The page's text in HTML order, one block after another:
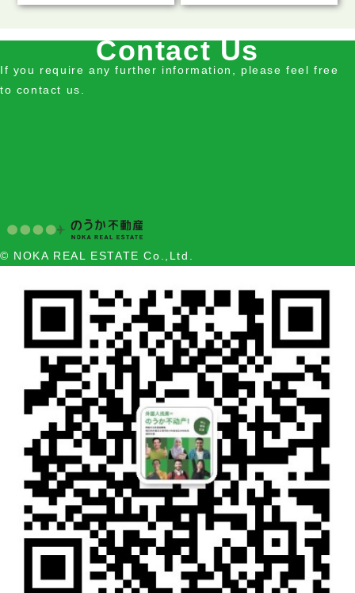
Contact Us
If you require any further information, please feel free
to contact us.
© NOKA REAL ESTATE Co.,Ltd.